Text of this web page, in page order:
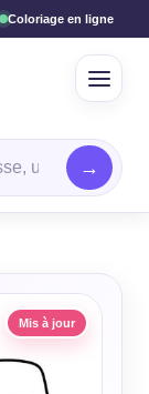
Coloriage en ligne
Mis à jour